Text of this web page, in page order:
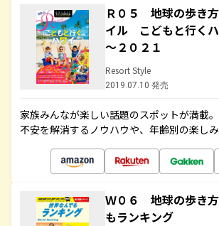
Ｒ０５ 地球の歩き
イル こどもと行く
～２０２１
Resort Style
2019.07.10 発売
家族みんなが楽しい話題のスポットが満載
不安を解消するノウハウや、年齢別の楽し
Ｗ０６ 地球の歩き
もランキング